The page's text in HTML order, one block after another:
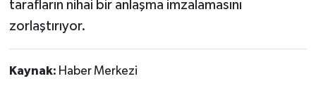
tarafların nihai bir anlaşma imzalamasını
zorlaştırıyor.
Kaynak: Haber Merkezi